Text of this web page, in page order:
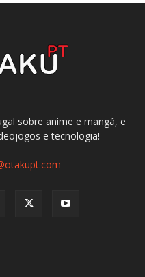
sobre anime e mangá, e
e tecnologia!